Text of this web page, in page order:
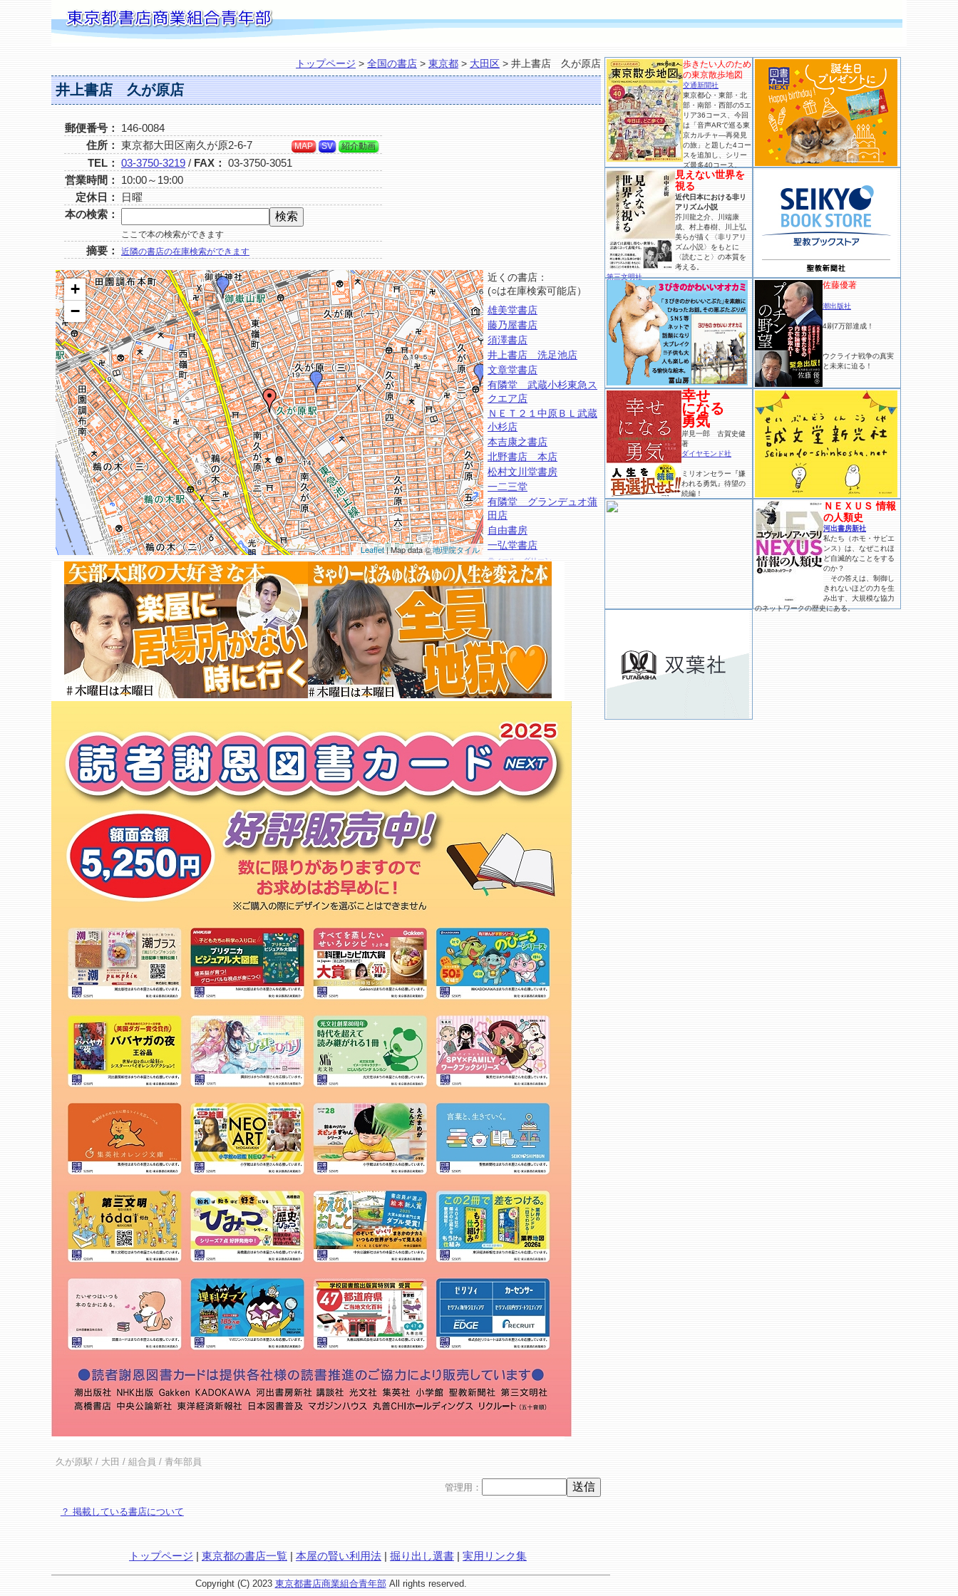
トップページ > 全国の書店 > 東京都 > 大田区 > 井上書店 久が原店
井上書店 久が原店
郵便番号：
146-0084
住所： 東京都大田区南久が原2-6-7 MAP SV 紹介動画
TEL： 03-3750-3219 / FAX： 03-3750-3051
営業時間：
10:00～19:00
定休日：
日曜
本の検索：
ここで本の検索ができます
摘要： 近隣の書店の在庫検索ができます
+
−
Leaflet| Map data ©地理院タイル
近くの書店：
(○は在庫検索可能店）
雄美堂書店
藤乃屋書店
須澤書店
井上書店 洗足池店
文章堂書店
有隣堂 武蔵小杉東急ス
クエア店
ＮＥＴ２１中原ＢＬ武蔵
小杉店
本吉康之書店
北野書店 本店
松村文川堂書房
一二三堂
有隣堂 グランデュオ蒲
田店
自由書房
一弘堂書店
ティール・グリーン
タワーレコード グランツリー武
蔵小杉店
東京科学大学つばめ生協 大岡山
ＳＢ
紀伊國屋書店 武蔵小杉店○
広尾書店
井上書店 奥沢店
エーピーエンタ大岡山駅北店
昭和大学生協 歯学部店
ブックファースト 自由が丘店
草思堂書店
有隣堂 蒲田購買部
メロンブックス 蒲田店
アニメイト 蒲田店
昭和大学生協 書籍店
ＴＯＤＡＹ’Ｓ ＳＰＥＣＩＡＬ
自由が丘
くまざわ書店 グランデュオ蒲田
店○
フレンズ 蒲田店
久が原駅 / 大田 / 組合員 / 青年部員
管理用：
？ 掲載している書店について
トップページ | 東京都の書店一覧 | 本屋の賢い利用法 | 掘り出し選書 | 実用リンク集
Copyright (C) 2023 東京都書店商業組合青年部All rights reserved.
歩きたい人のため
の東京散歩地図
交通新聞社
東京都心・東部・北
部・南部・西部の5エ
リア36コース、今回
は「音声ARで巡る東
京カルチャ―再発見
の旅」と題した4コー
スを追加し、シリー
ズ最多40コース。
見えない世界を
視る
近代日本における非リ
アリズム小説
芥川龍之介、川端康
成、村上春樹、川上弘
美らが描く〈非リアリ
ズム小説〉をもとに
〈読むこと〉の本質を
考える。
第三文明社
佐藤優著
潮出版社
4刷7万部達成！
ウクライナ戦争の真実
と未来に迫る！
幸せ
になる
勇気
岸見一郎 古賀史健
著
ダイヤモンド社
ミリオンセラー『嫌
われる勇気』待望の
続編！
ＮＥＸＵＳ 情報
の人類史
河出書房新社
私たち（ホモ・サピエ
ンス）は、なぜこれほ
ど自滅的なことをする
のか？
その答えは、制御し
きれないほどの力を生
み出す、大規模な協力
のネットワークの歴史にある。